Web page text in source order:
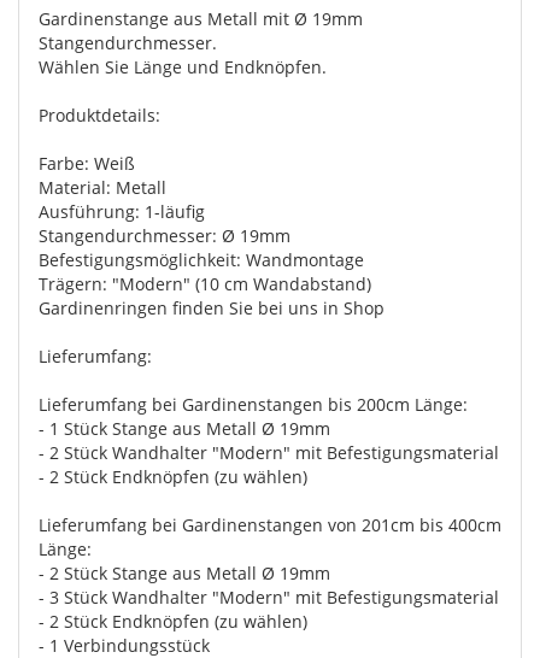
Gardinenstange aus Metall mit Ø 19mm
Stangendurchmesser.
Wählen Sie Länge und Endknöpfen.
Produktdetails:
Farbe: Weiß
Material: Metall
Ausführung: 1-läufig
Stangendurchmesser: Ø 19mm
Befestigungsmöglichkeit: Wandmontage
Trägern: "Modern" (10 cm Wandabstand)
Gardinenringen finden Sie bei uns in Shop
Lieferumfang:
Lieferumfang bei Gardinenstangen bis 200cm Länge:
- 1 Stück Stange aus Metall Ø 19mm
- 2 Stück Wandhalter "Modern" mit Befestigungsmaterial
- 2 Stück Endknöpfen (zu wählen)
Lieferumfang bei Gardinenstangen von 201cm bis 400cm
Länge:
- 2 Stück Stange aus Metall Ø 19mm
- 3 Stück Wandhalter "Modern" mit Befestigungsmaterial
- 2 Stück Endknöpfen (zu wählen)
- 1 Verbindungsstück